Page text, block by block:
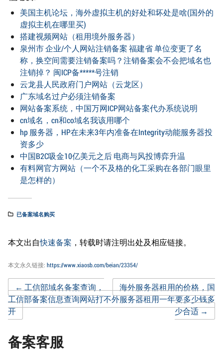
美国主机论坛，海外虚拟主机的好处和坏处是啥(国外的
虚拟主机在哪里买)
搭建视频网站（租用境外服务器）
泉州市 企业/个人网站注销备案 福建省 单位变更了名
称，换空间需要注销备案吗？注销备案会不会把域名也
注销掉？ 闽ICP备*****号注销
云龙县人民政府门户网站（云龙区）
广东域名过户必须注销备案
网站备案系统，中国万网ICP网站备案代办系统说明
cn域名，cn和co域名我该用哪个
hp 服务器，HP在未来3年内准备在Integrity动能服务器投
资多少
中国B2C吸金10亿美元之后 电商与风投博弈升温
有料网官方网站（一个不及格的化工采购在各部门眼里
是怎样的）
已备案域名购买
本文出自快速备案 ，转载时请注明出处及相应链接。
本文永久链接: https://www.xiaosb.com/beian/23354/
Post
navigation
← 工信部域名备案查询，
工信部备案信息查询网站打不
开
海外服务器租用的价格，国
外服务器租用一年要多少钱多
少合适→
备案客服